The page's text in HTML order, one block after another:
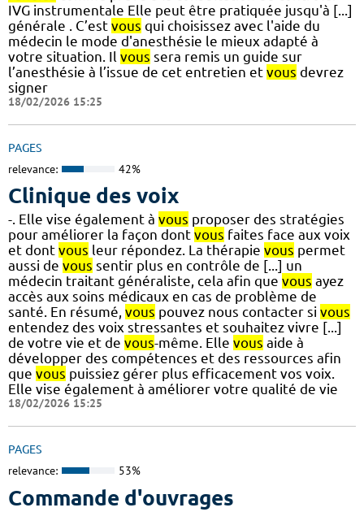
IVG instrumentale Elle peut être pratiquée jusqu'à [...]
générale . C’est vous qui choisissez avec l'aide du
médecin le mode d'anesthésie le mieux adapté à
votre situation. Il vous sera remis un guide sur
l’anesthésie à l’issue de cet entretien et vous devrez
signer
18/02/2026 15:25
PAGES
relevance: 42%
Clinique des voix
-. Elle vise également à vous proposer des stratégies
pour améliorer la façon dont vous faites face aux voix
et dont vous leur répondez. La thérapie vous permet
aussi de vous sentir plus en contrôle de [...] un
médecin traitant généraliste, cela afin que vous ayez
accès aux soins médicaux en cas de problème de
santé. En résumé, vous pouvez nous contacter si vous
entendez des voix stressantes et souhaitez vivre [...]
de votre vie et de vous-même. Elle vous aide à
développer des compétences et des ressources afin
que vous puissiez gérer plus efficacement vos voix.
Elle vise également à améliorer votre qualité de vie
18/02/2026 15:25
PAGES
relevance: 53%
Commande d'ouvrages